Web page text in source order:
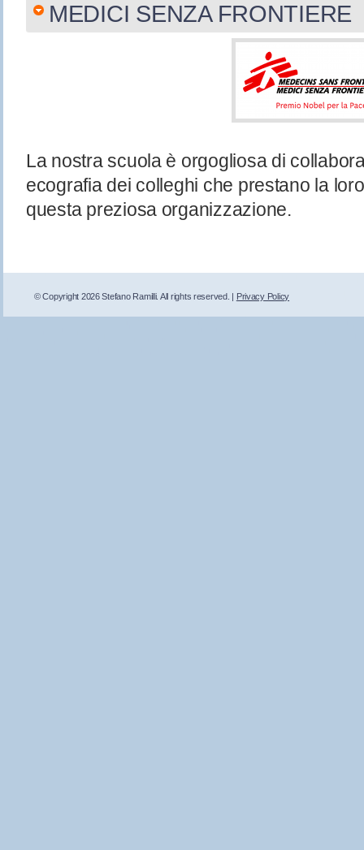
MEDICI SENZA FRONTIERE
La nostra scuola è orgogliosa di
ecografia dei colleghi che prestano la
questa preziosa organizzazione.
© Copyright 2026 Stefano Ramilli. All rights reserved. | Privacy Policy